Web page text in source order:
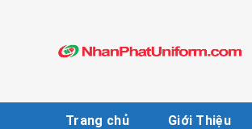
Trang chủ Giới Thiệu